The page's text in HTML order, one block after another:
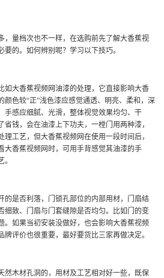
，量档次也不一样，在选购前先了解大香蕉视
的。如何辨别呢？学习以下技巧。
如大香蕉视频网油漆的处理，它直接影响大香
颜色较“正”浅色漆应感觉通透、明亮、柔和，深
手感应细腻、光滑，整体视觉效果均匀、干
钱，会在油漆上下功夫，一樘门用两种漆，
工艺，但大香蕉视频网在使用一段时间后，
大香蕉视频网时，可用手背感觉其油漆的手
的是否利落，门锁孔部位的内部用材，门扇结
细致、门扇与门套缝隙是否均匀。比如门的变
。如果当初安装没做好，也会影响大香蕉视频
牌评价也很重要，最好要货比三家再做决定。
然木材孔洞的，用材及工艺相对好一些，既保